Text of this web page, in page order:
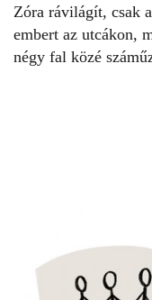
Zóra rávilágít, csak
embert az utcákon,
négy fal közé